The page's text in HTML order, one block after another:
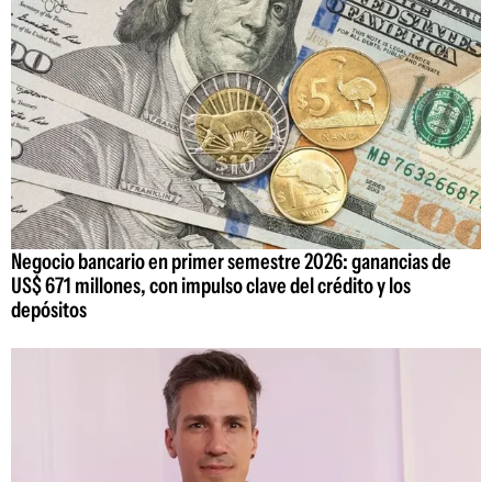
Negocio bancario en primer semestre 2026: ganancias de
US$ 671 millones, con impulso clave del crédito y los
depósitos